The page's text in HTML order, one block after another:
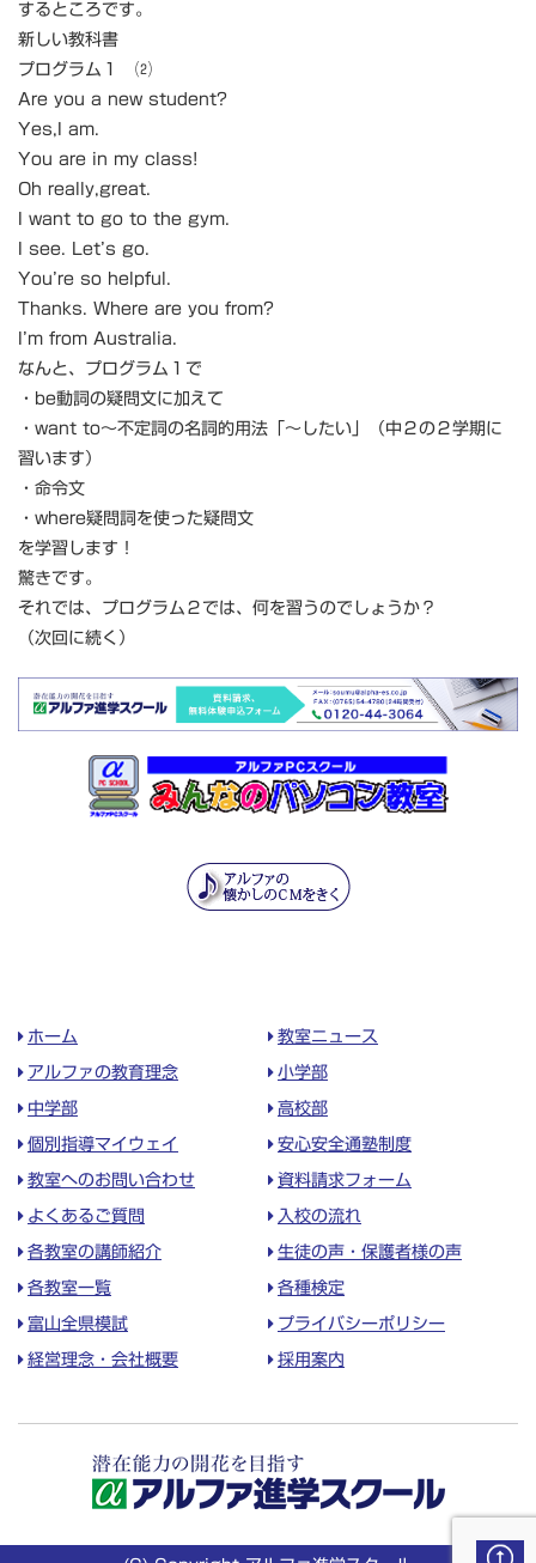
するところです。
新しい教科書
プログラム１ ⑵
Are you a new student?
Yes,I am.
You are in my class!
Oh really,great.
I want to go to the gym.
I see. Let’s go.
You’re so helpful.
Thanks. Where are you from?
I’m from Australia.
なんと、プログラム１で
・be動詞の疑問文に加えて
・want to～不定詞の名詞的用法「～したい」（中２の２学期に
習います）
・命令文
・where疑問詞を使った疑問文
を学習します！
驚きです。
それでは、プログラム２では、何を習うのでしょうか？
（次回に続く）
ホーム 教室ニュース
アルファの教育理念 小学部
中学部 高校部
個別指導マイウェイ 安心安全通塾制度
教室へのお問い合わせ 資料請求フォーム
よくあるご質問 入校の流れ
各教室の講師紹介 生徒の声・保護者様の声
各教室一覧 各種検定
富山全県模試 プライバシーポリシー
経営理念・会社概要 採用案内